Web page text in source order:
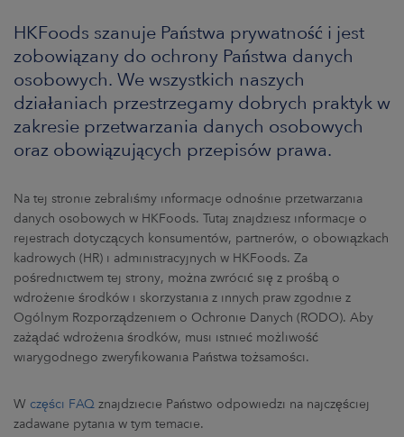
US
NEWSROOM
CONTACT US
HKFoods szanuje Państwa prywatność i jest
zobowiązany do ochrony Państwa danych
osobowych. We wszystkich naszych
działaniach przestrzegamy dobrych praktyk w
zakresie przetwarzania danych osobowych
oraz obowiązujących przepisów prawa.
Na tej stronie zebraliśmy informacje odnośnie przetwarzania
danych osobowych w HKFoods. Tutaj znajdziesz informacje o
rejestrach dotyczących konsumentów, partnerów, o obowiązkach
kadrowych (HR) i administracyjnych w HKFoods. Za
pośrednictwem tej strony, można zwrócić się z prośbą o
wdrożenie środków i skorzystania z innych praw zgodnie z
Ogólnym Rozporządzeniem o Ochronie Danych (RODO). Aby
zażądać wdrożenia środków, musi istnieć możliwość
wiarygodnego zweryfikowania Państwa tożsamości.
W części FAQ znajdziecie Państwo odpowiedzi na najczęściej
zadawane pytania w tym temacie.